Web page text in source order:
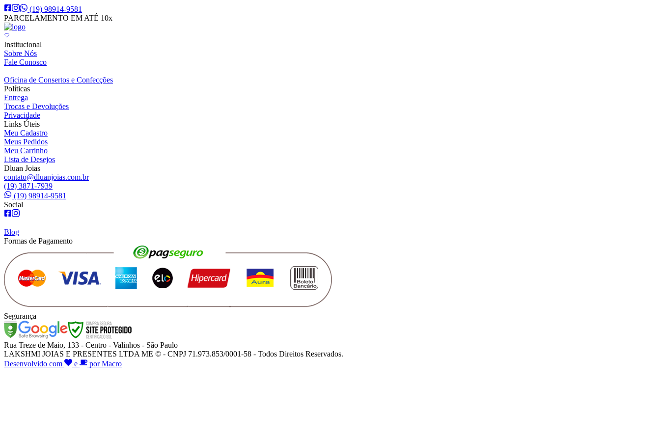
(19) 98914-9581
PARCELAMENTO EM ATÉ 10x
Institucional
Sobre Nós
Fale Conosco
Oficina de Consertos e Confecções
Políticas
Entrega
Trocas e Devoluções
Privacidade
Links Úteis
Meu Cadastro
Meus Pedidos
Meu Carrinho
Lista de Desejos
Dluan Joias
contato@dluanjoias.com.br
(19) 3871-7939
(19) 98914-9581
Social
Blog
Formas de Pagamento
Segurança
Rua Treze de Maio, 133 - Centro - Valinhos - São Paulo
LAKSHMI JOIAS E PRESENTES LTDA ME © - CNPJ 71.973.853/0001-58 - Todos Direitos Reservados.
Desenvolvido com
e por Macro